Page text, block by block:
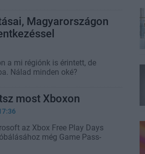
Magyarországon
a mi régiónk is érintett, de
Nálad minden oké?
most Xboxon
az Xbox Free Play Days
még Game Pass-